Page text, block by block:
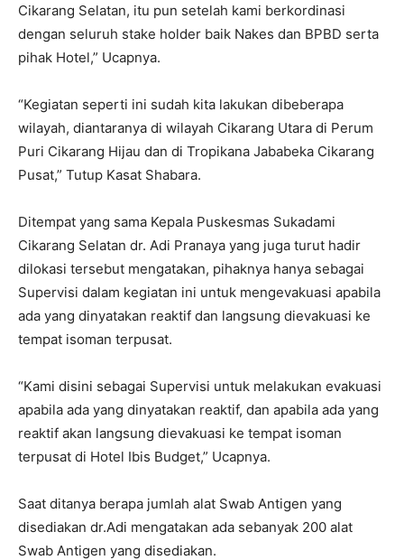
Cikarang Selatan, itu pun setelah kami berkordinasi
dengan seluruh stake holder baik Nakes dan BPBD serta
pihak Hotel,” Ucapnya.
“Kegiatan seperti ini sudah kita lakukan dibeberapa
wilayah, diantaranya di wilayah Cikarang Utara di Perum
Puri Cikarang Hijau dan di Tropikana Jababeka Cikarang
Pusat,” Tutup Kasat Shabara.
Ditempat yang sama Kepala Puskesmas Sukadami
Cikarang Selatan dr. Adi Pranaya yang juga turut hadir
dilokasi tersebut mengatakan, pihaknya hanya sebagai
Supervisi dalam kegiatan ini untuk mengevakuasi apabila
ada yang dinyatakan reaktif dan langsung dievakuasi ke
tempat isoman terpusat.
“Kami disini sebagai Supervisi untuk melakukan evakuasi
apabila ada yang dinyatakan reaktif, dan apabila ada yang
reaktif akan langsung dievakuasi ke tempat isoman
terpusat di Hotel Ibis Budget,” Ucapnya.
Saat ditanya berapa jumlah alat Swab Antigen yang
disediakan dr.Adi mengatakan ada sebanyak 200 alat
Swab Antigen yang disediakan.